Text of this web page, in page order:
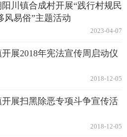
川镇合成村开展“践行村规民
风易俗”主题活动
2023-04-07
展2018年宪法宣传周启动仪
2018-12-05
展扫黑除恶专项斗争宣传活
2018-12-05